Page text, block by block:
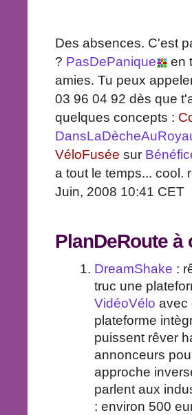
Des absences. C'est
? PasDePanique
en
amies. Tu peux
03 96 04 92 dès que
quelques concepts :
VéloFusée sur
a tout le temps... cool.
Juin, 2008 10:41 CET
PlanDeRoute à
DreamShake :
truc une
VidéoVélo avec
plateforme
puissent rêver
annonceurs
approche
parlent aux
: environ 500